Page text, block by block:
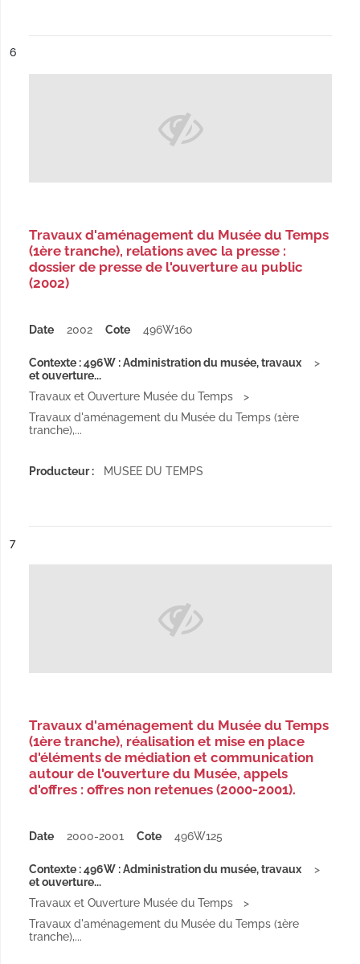
n°
6
Travaux d'aménagement du Musée du Temps
(1ère tranche), relations avec la presse :
dossier de presse de l'ouverture au public
(2002)
Date 2002 Cote 496W160
Contexte : 496W : Administration du musée, travaux
et ouverture...
Travaux et Ouverture Musée du Temps
Travaux d'aménagement du Musée du Temps (1ère
tranche),...
Producteur : MUSEE DU TEMPS
n°
7
Travaux d'aménagement du Musée du Temps
(1ère tranche), réalisation et mise en place
d'éléments de médiation et communication
autour de l'ouverture du Musée, appels
d'offres : offres non retenues (2000-2001).
Date 2000-2001 Cote 496W125
Contexte : 496W : Administration du musée, travaux
et ouverture...
Travaux et Ouverture Musée du Temps
Travaux d'aménagement du Musée du Temps (1ère
tranche),...